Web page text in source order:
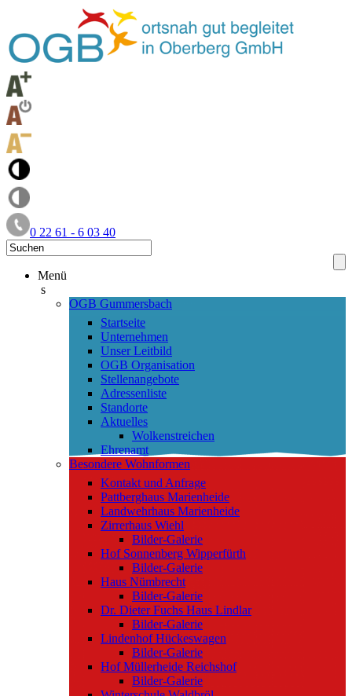
0 22 61 - 6 03 40
Menü
s
OGB Gummersbach
Startseite
Unternehmen
Unser Leitbild
OGB Organisation
Stellenangebote
Adressenliste
Standorte
Aktuelles
Wolkenstreichen
Ehrenamt
Besondere Wohnformen
Kontakt und Anfrage
Pattberghaus Marienheide
Landwehrhaus Marienheide
Zirrerhaus Wiehl
Bilder-Galerie
Hof Sonnenberg Wipperfürth
Bilder-Galerie
Haus Nümbrecht
Bilder-Galerie
Dr. Dieter Fuchs Haus Lindlar
Bilder-Galerie
Lindenhof Hückeswagen
Bilder-Galerie
Hof Müllerheide Reichshof
Bilder-Galerie